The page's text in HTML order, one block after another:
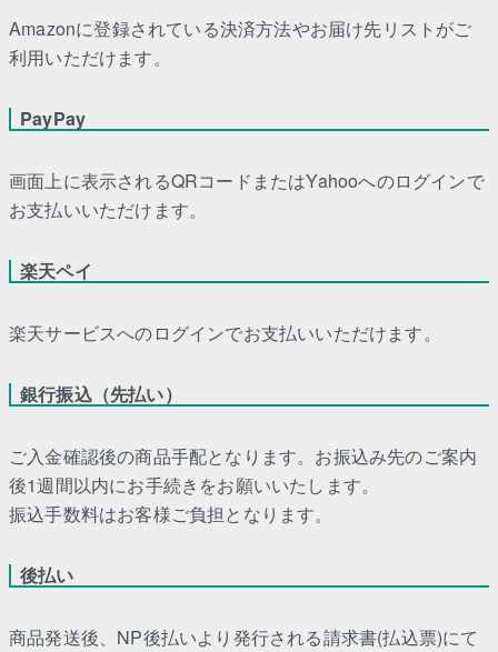
Amazonに登録されている決済方法やお届け先リストがご
利用いただけます。
PayPay
画面上に表示されるQRコードまたはYahooへのログインで
お支払いいただけます。
楽天ペイ
楽天サービスへのログインでお支払いいただけます。
銀行振込（先払い）
ご入金確認後の商品手配となります。お振込み先のご案内
後1週間以内にお手続きをお願いいたします。
振込手数料はお客様ご負担となります。
後払い
商品発送後、NP後払いより発行される請求書(払込票)にて